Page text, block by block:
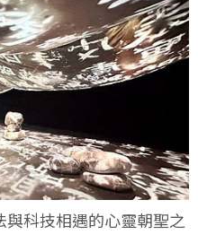
科技相遇的心靈朝聖之